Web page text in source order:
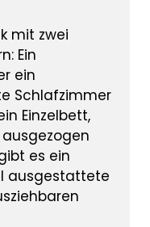
mit zwei
Ein
ein
Schlafzimmer
Einzelbett,
es ein
ausgestattete